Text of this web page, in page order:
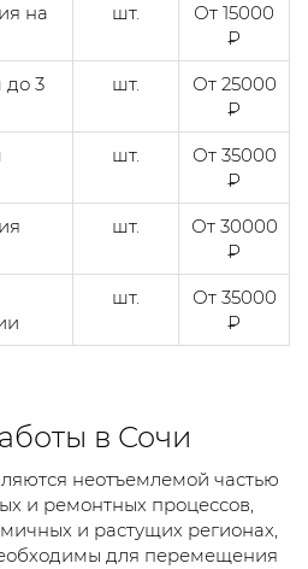
на
шт.
От 15000
₽
до 3
шт.
От 25000
₽
шт.
От 35000
₽
шт.
От 30000
₽
шт.
От 35000
₽
в Сочи
неотъемлемой частью
и ремонтных процессов,
и растущих регионах,
для перемещения